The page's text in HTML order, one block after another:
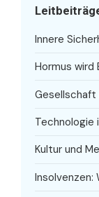
Innere
Hormus
Gesellschaft
Technologie
Kultur und
Insolvenzen: